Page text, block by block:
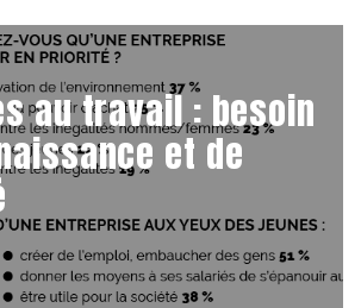
au travail : besoin
et de